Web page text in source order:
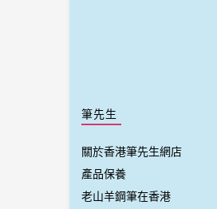
筆先生
關於香港筆先生網店
產品保養
老山羊鋼筆在香港